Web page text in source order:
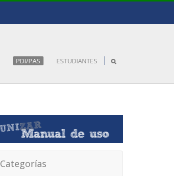
PDI/PAS ESTUDIANTES
Categorías